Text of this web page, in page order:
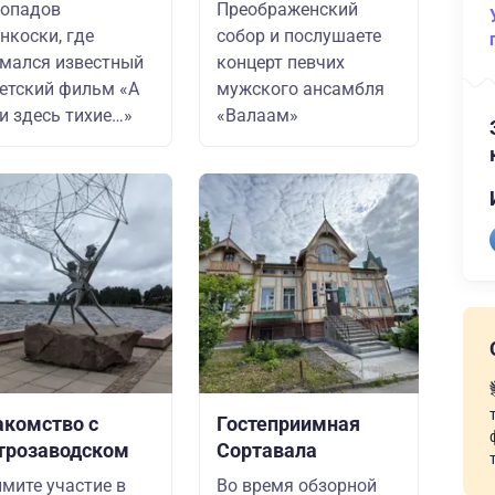
где
известный
фильм «А
здесь тихие…»
с
участие в
Преображенский
собор и послушаете
концерт певчих
мужского ансамбля
«Валаам»
Гостеприимная
Сортавала
Во время обзорной